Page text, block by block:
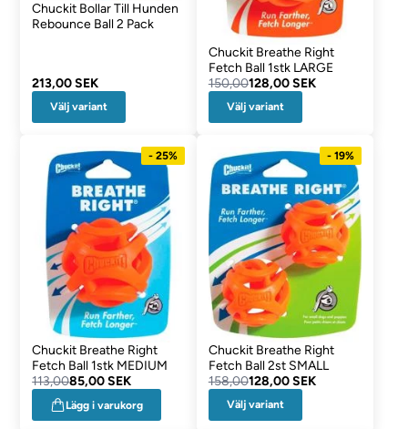
Chuckit Bollar Till Hunden
Rebounce Ball 2 Pack
213,00 SEK
Välj variant
Chuckit Breathe Right
Fetch Ball 1stk LARGE
150,00128,00 SEK
Välj variant
- 25%
Chuckit Breathe Right
Fetch Ball 1stk MEDIUM
113,0085,00 SEK
Lägg i varukorg
- 19%
Chuckit Breathe Right
Fetch Ball 2st SMALL
158,00128,00 SEK
Välj variant